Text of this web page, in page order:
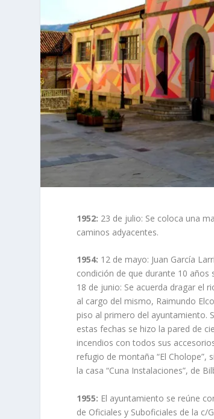
1952: 23 de julio: Se coloca una
caminos adyacentes.
1954: 12 de mayo: Juan García
condición de que durante 10 años
18 de junio: Se acuerda dragar el
al cargo del mismo, Raimundo
piso al primero del ayuntamiento.
estas fechas se hizo la pared de
incendios con todos sus
refugio de montaña “El Cholope”,
la casa “Cuna Instalaciones”, de
1955: El ayuntamiento se reúne
de Oficiales y Suboficiales de la c/